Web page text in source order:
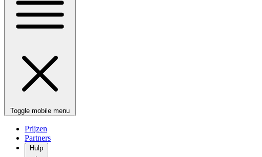
Toggle mobile menu
Prijzen
Partners
Hulp